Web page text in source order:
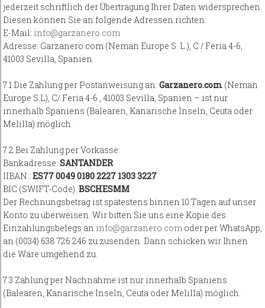
jederzeit schriftlich der Übertragung Ihrer Daten widersprechen.
Diesen können Sie an folgende Adressen richten:
E-Mail: info@garzanero.com
Adresse: Garzanero.com (Neman Europe S. L.), C / Feria 4-6,
41003 Sevilla, Spanien
7.1 Die Zahlung per Postanweisung an: Garzanero.com (Neman
Europe S.L), C/ Feria 4-6 , 41003 Sevilla, Spanien – ist nur
innerhalb Spaniens (Balearen, Kanarische Inseln, Ceuta oder
Melilla) möglich.
7.2 Bei Zahlung per Vorkasse:
Bankadresse: SANTANDER
IIBAN : ES77 0049 0180 2227 1303 3227
BIC (SWIFT-Code): BSCHESMM
Der Rechnungsbetrag ist spätestens binnen 10 Tagen auf unser
Konto zu überweisen. Wir bitten Sie uns eine Kopie des
Einzahlungsbelegs an info@garzanero.com oder per WhatsApp,
an (0034) 638 726 246 zu zusenden. Dann schicken wir Ihnen
die Ware umgehend zu.
7.3 Zahlung per Nachnahme ist nur innerhalb Spaniens
(Balearen, Kanarische Inseln, Ceuta oder Melilla) möglich.